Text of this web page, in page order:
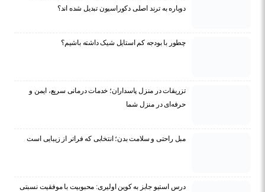
دوباره به ترند اصلی دکوراسیون تبدیل شده اند؟
چطور با بودجه کم استایل شیک داشته باشیم؟
تزریقات در منزل پاسداران؛ خدمات درمانی سریع، ایمن و
حرفه‌ای در منزل شما
مبل راحتی و سلامت بدن؛ انتخابی که فراتر از زیبایی است
درس استیو جابز به کوین اولیری: محبوبیت با موفقیت نسبتی